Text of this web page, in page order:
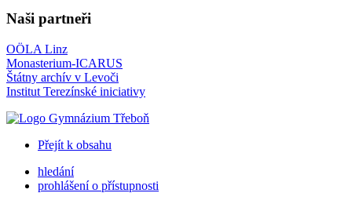
Naši partneři
OÖLA Linz
Monasterium-ICARUS
Štátny archív v Levoči
Institut Terezínské iniciativy
Přejít k obsahu
hledání
prohlášení o přístupnosti